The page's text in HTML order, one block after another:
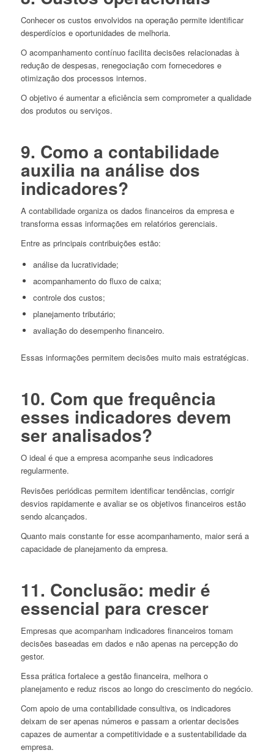
Conhecer os custos envolvidos na operação permite identificar
desperdícios e oportunidades de melhoria.
O acompanhamento contínuo facilita decisões relacionadas à
redução de despesas, renegociação com fornecedores e
otimização dos processos internos.
O objetivo é aumentar a eficiência sem comprometer a qualidade
dos produtos ou serviços.
9. Como a contabilidade
auxilia na análise dos
indicadores?
A contabilidade organiza os dados financeiros da empresa e
transforma essas informações em relatórios gerenciais.
Entre as principais contribuições estão:
análise da lucratividade;
acompanhamento do fluxo de caixa;
controle dos custos;
planejamento tributário;
avaliação do desempenho financeiro.
Essas informações permitem decisões muito mais estratégicas.
10. Com que frequência
esses indicadores devem
ser analisados?
O ideal é que a empresa acompanhe seus indicadores
regularmente.
Revisões periódicas permitem identificar tendências, corrigir
desvios rapidamente e avaliar se os objetivos financeiros estão
sendo alcançados.
Quanto mais constante for esse acompanhamento, maior será a
capacidade de planejamento da empresa.
11. Conclusão: medir é
essencial para crescer
Empresas que acompanham indicadores financeiros tomam
decisões baseadas em dados e não apenas na percepção do
gestor.
Essa prática fortalece a gestão financeira, melhora o
planejamento e reduz riscos ao longo do crescimento do negócio.
Com apoio de uma contabilidade consultiva, os indicadores
deixam de ser apenas números e passam a orientar decisões
capazes de aumentar a competitividade e a sustentabilidade da
empresa.